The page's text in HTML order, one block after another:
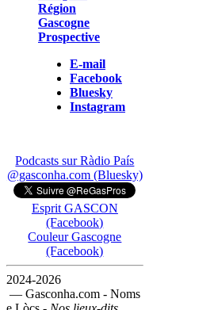
Région
Gascogne
Prospective
E-mail
Facebook
Bluesky
Instagram
Podcasts sur Ràdio País
@gasconha.com (Bluesky)
Esprit GASCON
(Facebook)
Couleur Gascogne
(Facebook)
2024-2026
— Gasconha.com - Noms